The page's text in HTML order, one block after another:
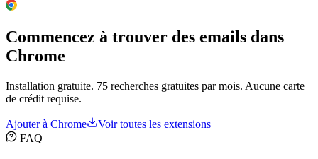
Commencez à trouver des emails dans
Chrome
Installation gratuite. 75 recherches gratuites par mois. Aucune carte
de crédit requise.
Ajouter à Chrome
Voir toutes les extensions
FAQ